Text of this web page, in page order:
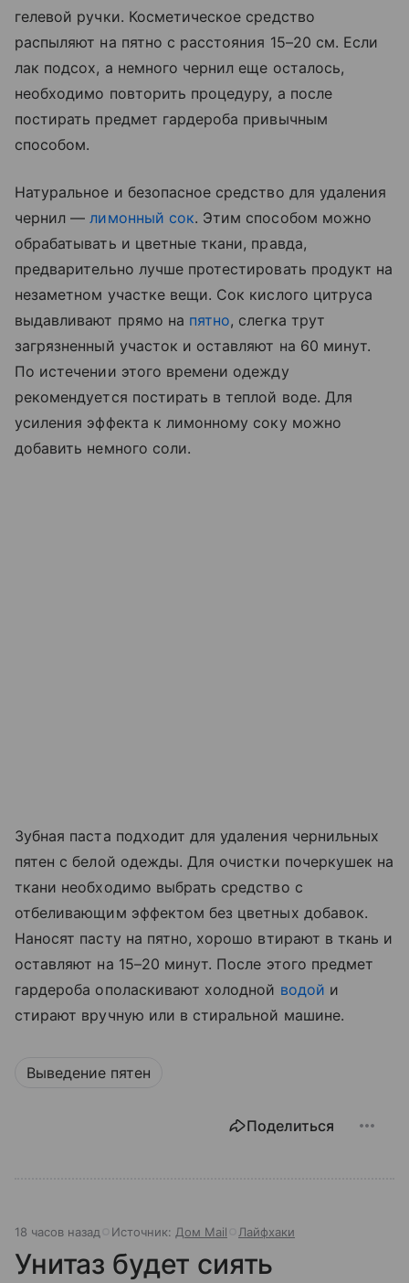
гелевой ручки. Косметическое средство
распыляют на пятно с расстояния 15–20 см. Если
лак подсох, а немного чернил еще осталось,
необходимо повторить процедуру, а после
постирать предмет гардероба привычным
способом.
Натуральное и безопасное средство для удаления
чернил —лимонный сок. Этим способом можно
обрабатывать и цветные ткани, правда,
предварительно лучше протестировать продукт на
незаметном участке вещи. Сок кислого цитруса
выдавливают прямо на пятно, слегка трут
загрязненный участок и оставляют на 60 минут.
По истечении этого времени одежду
рекомендуется постирать в теплой воде. Для
усиления эффекта к лимонному соку можно
добавить немного соли.
Зубная паста подходит для удаления чернильных
пятен с белой одежды. Для очистки почеркушек на
ткани необходимо выбрать средство с
отбеливающим эффектом без цветных добавок.
Наносят пасту на пятно, хорошо втирают в ткань и
оставляют на 15–20 минут. После этого предмет
гардероба ополаскивают холодной водой и
стирают вручную или в стиральной машине.
Выведение пятен
Поделиться
18 часов назад Источник: Дом Mail Лайфхаки
Унитаз будет сиять